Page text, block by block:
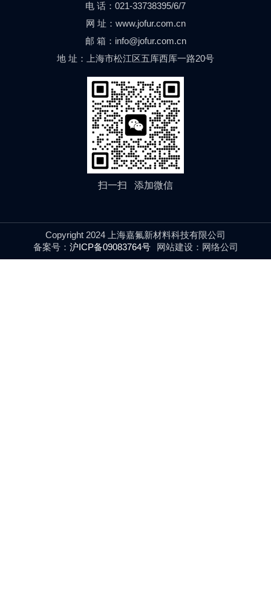
电 话：021-33738395/6/7
网 址：www.jofur.com.cn
邮 箱：info@jofur.com.cn
地 址：上海市松江区五厍西厍一路20号
扫一扫 添加微信
Copyright 2024 上海嘉氟新材料科技有限公司
备案号： 沪ICP备09083764号 网站建设： 网络公司